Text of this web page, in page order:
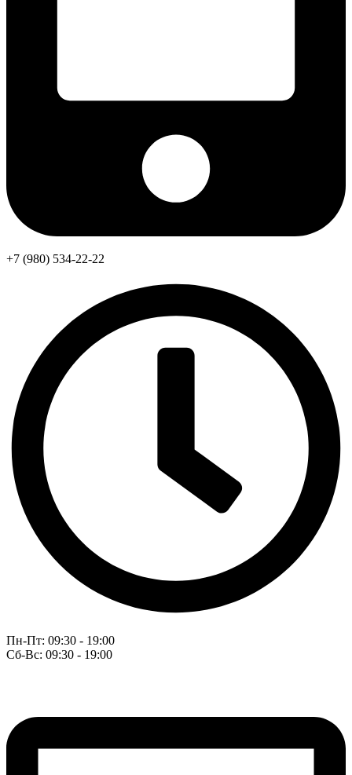
+7 (980) 534-22-22
Пн-Пт: 09:30 - 19:00
Сб-Вс: 09:30 - 19:00